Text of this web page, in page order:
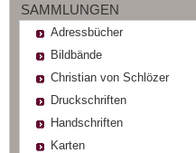
SAMMLUNGEN
Adressbücher
Bildbände
Christian von Schlözer
Druckschriften
Handschriften
Karten